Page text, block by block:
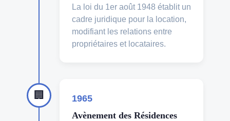
La loi du 1er août 1948 établit un
cadre juridique pour la location,
modifiant les relations entre
propriétaires et locataires.
🏢
1965
Avènement des Résidences